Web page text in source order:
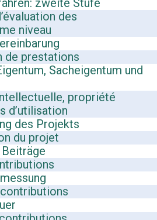
zweite Stufe
des
niveau
de prestations
Sacheigentum und
propriété
d’utilisation
des Projekts
du projet